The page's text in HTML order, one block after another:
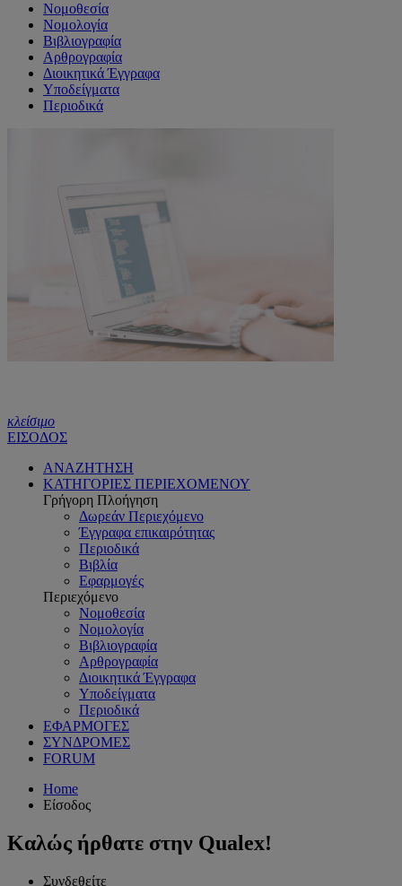
Νομοθεσία
Νομολογία
Βιβλιογραφία
Αρθρογραφία
Διοικητικά Έγγραφα
Υποδείγματα
Περιοδικά
κλείσιμο
ΕΙΣΟΔΟΣ
ΑΝΑΖΗΤΗΣΗ
ΚΑΤΗΓΟΡΙΕΣ ΠΕΡΙΕΧΟΜΕΝΟΥ
Γρήγορη Πλοήγηση
Δωρεάν Περιεχόμενο
Έγγραφα επικαιρότητας
Περιοδικά
Βιβλία
Εφαρμογές
Περιεχόμενο
Νομοθεσία
Νομολογία
Βιβλιογραφία
Αρθρογραφία
Διοικητικά Έγγραφα
Υποδείγματα
Περιοδικά
ΕΦΑΡΜΟΓΕΣ
ΣΥΝΔΡΟΜΕΣ
FORUM
Home
Είσοδος
Καλώς ήρθατε στην Qualex!
Συνδεθείτε